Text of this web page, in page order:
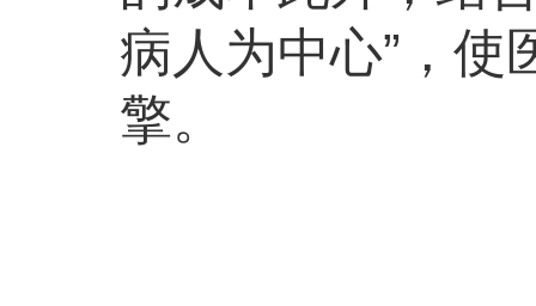
病人为中心”，使
擎。